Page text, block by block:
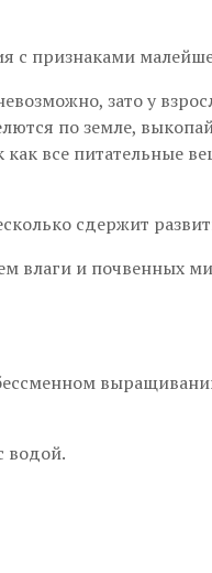
с признаками
зато у
по земле,
все питательные
сдержит
влаги и почвенных
водой.